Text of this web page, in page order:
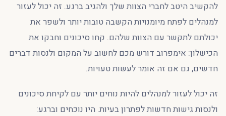
להקשיב היטב לחברי הצוות שלך ולהגיב ברגע. זה יכול לעזור
למנהלים לפתח מיומנויות הקשבה טובות יותר ולשפר את
יכולתם לתקשר עם הצוות שלהם. קחו סיכונים וחבקו את
הכישלון: אימפרוב דורש מכם לחשוב על המקום ולנסות דברים
חדשים, גם אם זה אומר לעשות טעויות.
זה יכול לעזור למנהלים להיות נוחים יותר עם לקיחת סיכונים
ולנסות גישות חדשות לפתרון בעיות. היו נוכחים וברגע: